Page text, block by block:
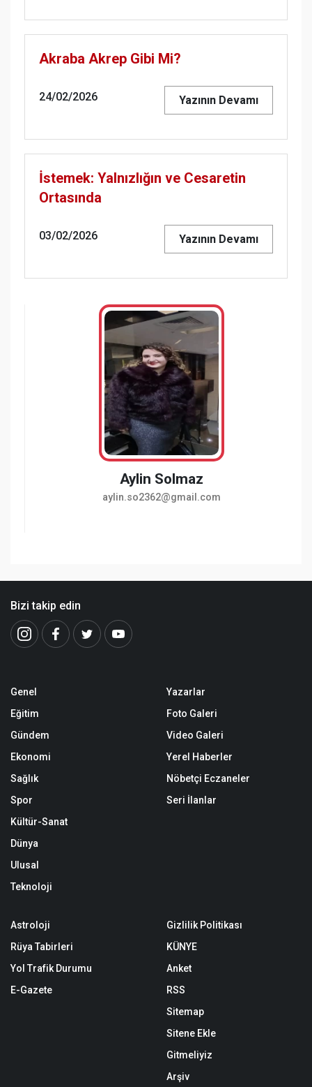
Akraba Akrep Gibi Mi?
24/02/2026 Yazının Devamı
İstemek: Yalnızlığın ve Cesaretin
Ortasında
03/02/2026 Yazının Devamı
Aylin Solmaz
aylin.so2362@gmail.com
Bizi takip edin
Genel
Eğitim
Gündem
Ekonomi
Sağlık
Spor
Kültür-Sanat
Dünya
Ulusal
Teknoloji
Yazarlar
Foto Galeri
Video Galeri
Yerel Haberler
Nöbetçi Eczaneler
Seri İlanlar
Astroloji
Rüya Tabirleri
Yol Trafik Durumu
E-Gazete
Gizlilik Politikası
KÜNYE
Anket
RSS
Sitemap
Sitene Ekle
Gitmeliyiz
Arşiv